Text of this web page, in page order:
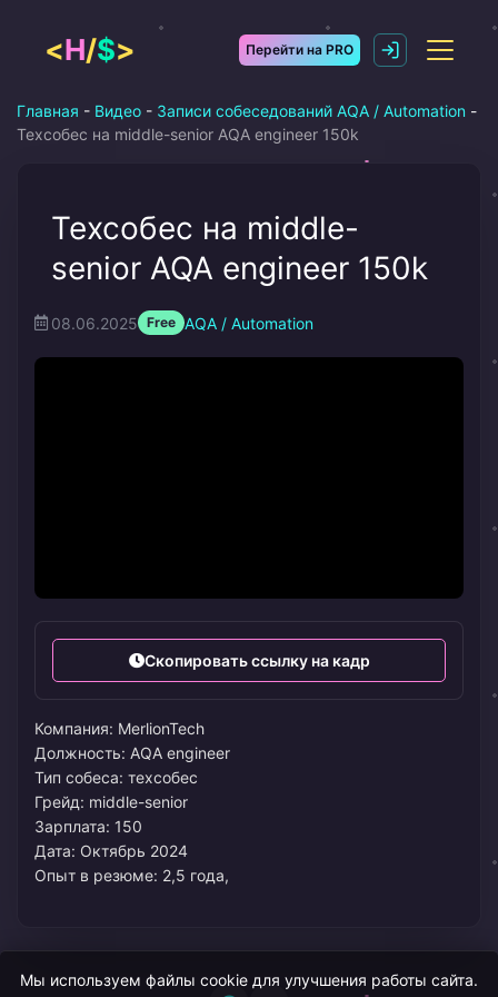
содержимому
<H/$> Перейти на PRO
Главная - Видео - Записи собеседований AQA / Automation -
Техсобес на middle-senior AQA engineer 150k
Техсобес на middle-
senior AQA engineer 150k
08.06.2025 Free AQA / Automation
Скопировать ссылку на кадр
Компания: MerlionTech
Должность: AQA engineer
Тип собеса: техсобес
Грейд: middle-senior
Зарплата: 150
Дата: Октябрь 2024
Опыт в резюме: 2,5 года,
Мы используем файлы cookie для улучшения работы сайта.